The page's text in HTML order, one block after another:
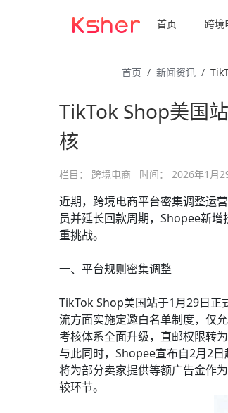
首页 跨境
首页 新闻资讯
TikTok Shop美国
核
栏目： 跨境电商 时间： 2026年1月
近期，跨境电商平台密集调整运
员并延长回款周期，Shopee新
重挑战。
一、平台规则密集调整
TikTok Shop美国站于1月29日正
流方面实施定邀白名单制度，仅
考核体系全面升级，直邮权限转
与此同时，Shopee宣布自2月2
将为部分卖家提供等额广告金作
较环节。